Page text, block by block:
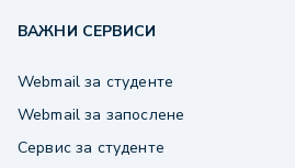
ВАЖНИ СЕРВИСИ
Webmail за студенте
Webmail за запослене
Сервис за студенте